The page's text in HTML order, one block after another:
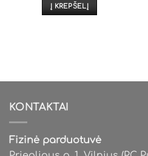
Į KREPŠELĮ
KONTAKTAI
Fizinė parduotuvė